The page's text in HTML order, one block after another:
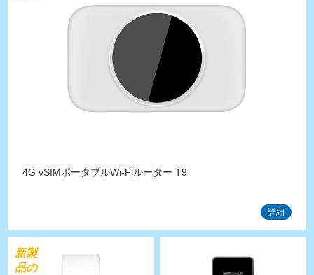
4G vSIMポータブルWi-Fiルーター T9
詳細
新製
品の